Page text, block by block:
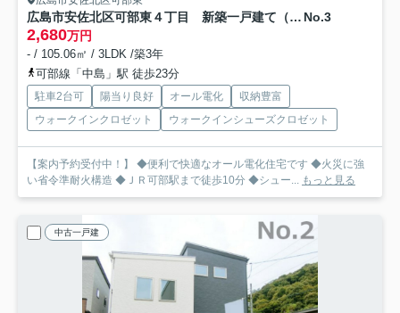
広島市安佐北区可部東４丁目 新築一戸建て（全４棟） No.3
2,680万円
- / 105.06㎡ / 3LDK /築3年
可部線「中島」駅 徒歩23分
駐車2台可 陽当り良好 オール電化
収納豊富
ウォークインクロゼット
ウォークインシューズクロゼット
【案内予約受付中！】 ◆便利で快適なオール電化住宅です ◆火災に強
い省令準耐火構造 ◆ＪＲ可部駅まで徒歩10分 ◆シュー... もっと見る
中古一戸建